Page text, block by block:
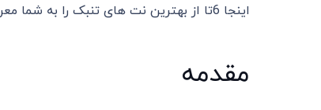
اینجا 6تا از بهترین نت های تنبک را به شما معرفی می کنیم و آموزش می دهیم.
مقدمه